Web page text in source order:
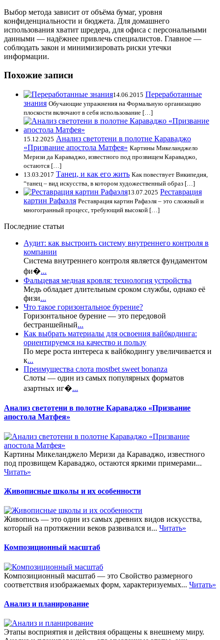
Выбор метода зависит от объёма бумаг, уровня
конфиденциальности и бюджета. Для домашнего
использования хватит шредера, для офиса с персональными
данными — надёжнее привлечь специалистов. Главное —
соблюдать закон и минимизировать риски утечки
информации.
Похожие записи
14.06.2015 Переработанные
знания Обучающие упражнения на Формальную организацию
плоскости включают в себя использование […]
15.12.2025 Анализ светотени в полотне Караваджо
«Призвание апостола Матфея» Картины Микеланджело
Меризи да Караваджо, известного под прозвищем Караваджо,
остаются […]
13.03.2017 Танец, и как его жить Как повествует Википедия,
“танец – вид искусства, в котором художественный образ […]
13.07.2025 Реставрация
картин Рафаэля Реставрация картин Рафаэля – это сложный и
многогранный процесс, требующий высокой […]
Последние статьи
Аудит: как выстроить систему внутреннего контроля в
компании
Система внутреннего контроля является фундаментом
фи�...
Фальцевая медная кровля: технология устройства
Медь обладает длительным сроком службы, однако её
физи...
Что такое горизонтальное бурение?
Горизонтальное бурение — это передовой
бестраншейный...
Как выбрать материалы для освоения вайбкодинга:
ориентируемся на качество и пользу
По мере роста интереса к вайбкодингу увеличивается и
к...
Преимущества слота mostbet sweet bonanza
Слоты — один из самых популярных форматов
азартных иг�...
Анализ светотени в полотне Караваджо «Призвание
апостола Матфея»
Картины Микеланджело Меризи да Караваджо, известного
под прозвищем Караваджо, остаются яркими примерами...
Читать»
Живописные школы и их особенности
Живопись — это один из самых древних видов искусства,
который на протяжении веков развивался и... Читать»
Композиционный масштаб
Композиционный масштаб — это Свойство размерного
соответствия изображаемых форм, характеризуемых... Читать»
Анализ и планирование
Этапы восприятия и действия обращены к внешнему миру.